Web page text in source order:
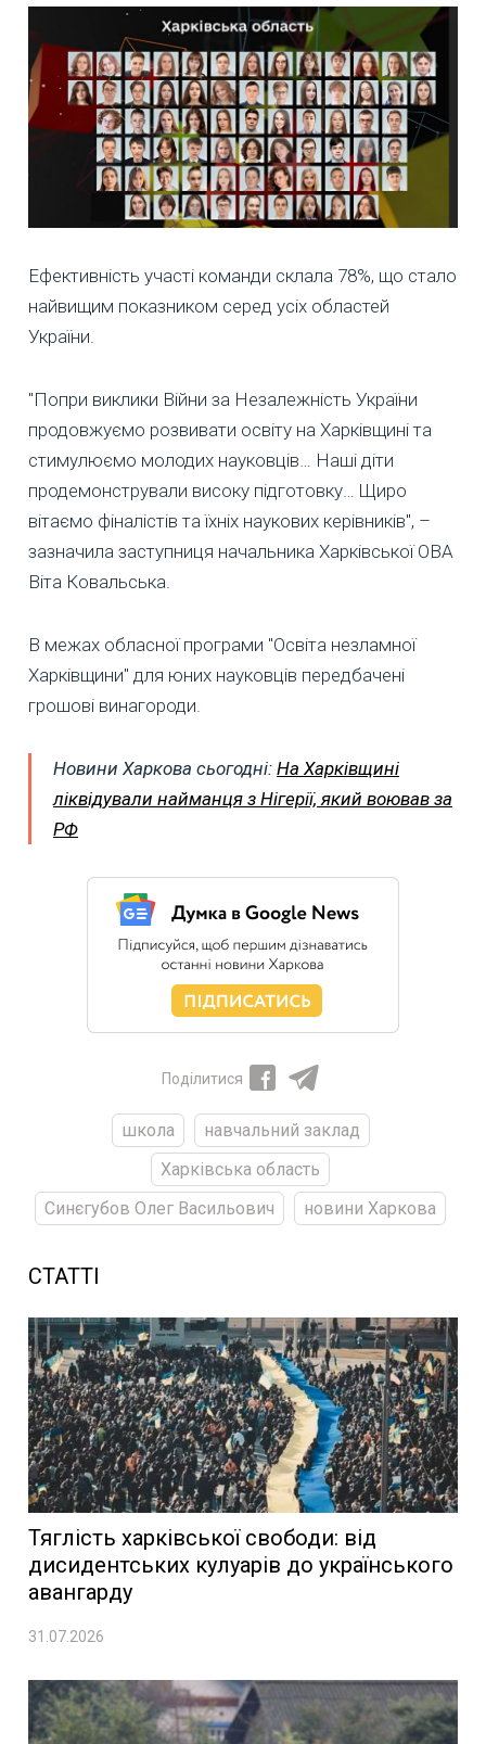
Ефективність участі команди склала 78%, що стало
найвищим показником серед усіх областей
України.
"Попри виклики Війни за Незалежність України
продовжуємо розвивати освіту на Харківщині та
стимулюємо молодих науковців… Наші діти
продемонстрували високу підготовку… Щиро
вітаємо фіналістів та їхніх наукових керівників", –
зазначила заступниця начальника Харківської ОВА
Віта Ковальська.
В межах обласної програми "Освіта незламної
Харківщини" для юних науковців передбачені
грошові винагороди.
Новини Харкова сьогодні: На Харківщині
ліквідували найманця з Нігерії, який воював за
РФ
Поділитися
школа
навчальний заклад
Харківська область
Синєгубов Олег Васильович
новини Харкова
СТАТТІ
Тяглість харківської свободи: від
дисидентських кулуарів до українського
авангарду
31.07.2026